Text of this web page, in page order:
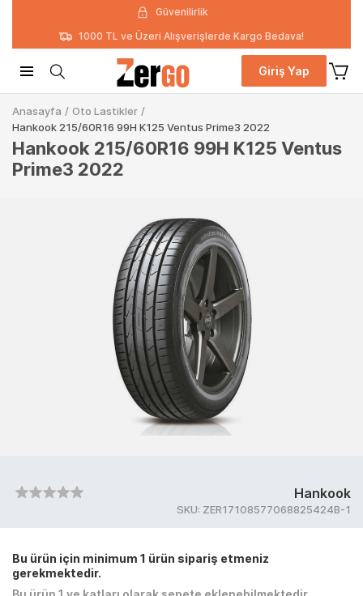
Güvenilirlik
1000 TL ve Üzeri Alışverişlerde Kargo Bedava!
Giriş Yap
Anasayfa / Oto Lastikler /
Hankook 215/60R16 99H K125 Ventus Prime3 2022
Hankook 215/60R16 99H K125 Ventus
Prime3 2022
Hankook
SKU: ZER17108577068825424B-1
Bu ürün için minimum 1 ürün sipariş etmeniz
gerekmektedir.